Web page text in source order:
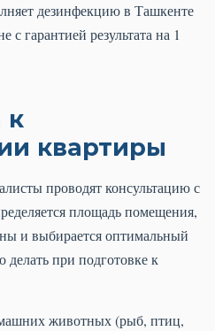
дезинфекцию в Ташкенте
гарантией результата на 1
к
квартиры
проводят консультацию с
площадь помещения,
и выбирается оптимальный
при подготовке к
животных (рыб, птиц,